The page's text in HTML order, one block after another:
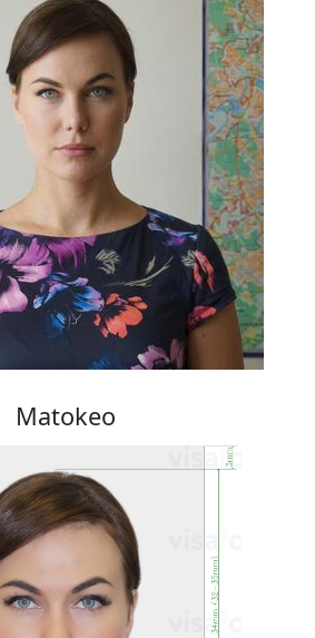
Matokeo